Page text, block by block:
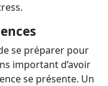
se préparer pour
important d’avoir
se présente. Un